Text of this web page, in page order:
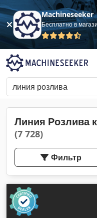
Machineseeker
Бесплатно в
Линия Розлива
(7 728)
Фильтр